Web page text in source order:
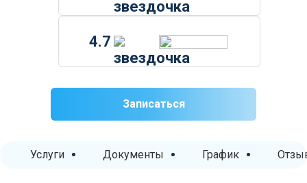
Записаться
Услуги Документы График
4.7